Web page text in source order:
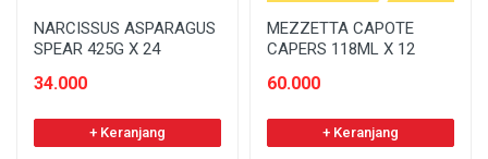
NARCISSUS ASPARAGUS
SPEAR 425G X 24
34.000
+ Keranjang
MEZZETTA CAPOTE
CAPERS 118ML X 12
60.000
+ Keranjang